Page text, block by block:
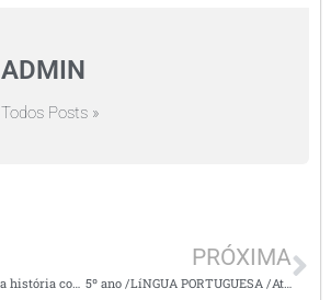
ADMIN
Todos Posts »
1º ao 5º ano – Hora da história com atividades – A CASA ASSOMBRADA
PRÓXIMA
5º ano /LíNGUA PORTUGUESA /Atividades para complementação de aprendizagem e validação de frequência escolar